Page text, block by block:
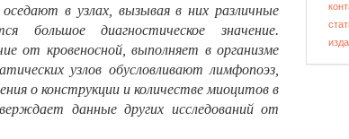
в узлах, вызывая в них различные
большое диагностическое значение.
от кровеносной, выполняет в организме
узлов обусловливают лимфопоэз,
о конструкции и количестве миоцитов в
данные других исследований от